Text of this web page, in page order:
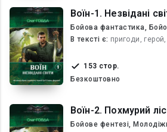
Воїн-1. Незвідані
Бойова фантастика,
В текcті є: пригоди,
153 стор.
Безкоштовно
Воїн-2. Похмурий ліс
Бойове фентезі,